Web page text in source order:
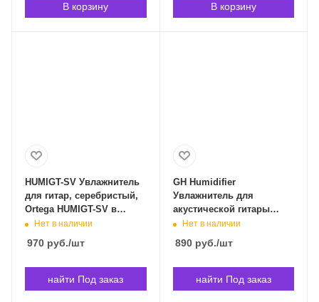
В корзину В корзину
HUMIGT-SV Увлажнитель
для гитар, серебристый,
Ortega HUMIGT-SV в
Владивостоке
Нет в наличии
970 руб./шт
найти Под заказ
GH Humidifier
Увлажнитель для
акустической гитары
Planet Waves GH в
Нет в наличии
890руб./шт
найти Под заказ